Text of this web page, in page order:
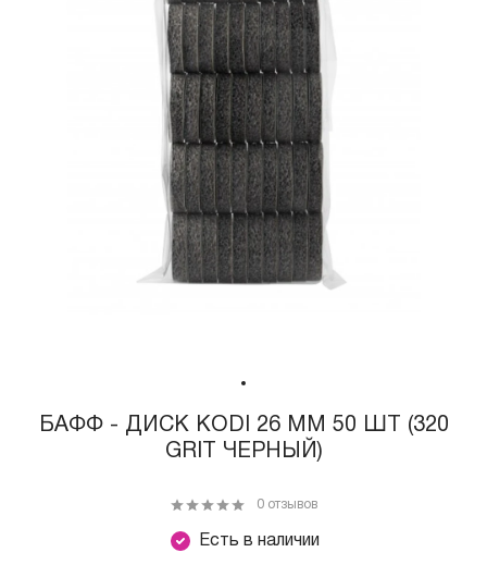
БАФФ - ДИСК KODI 26 ММ 50 ШТ (320
GRIT ЧЕРНЫЙ)
Есть в наличии
0 отзывов